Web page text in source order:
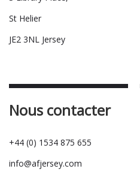
St Helier
JE2 3NL Jersey
Nous contacter
+44 (0) 1534 875 655
info@afjersey.com